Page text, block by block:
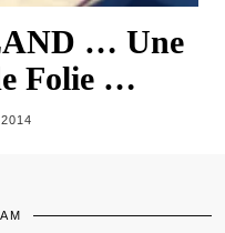
… Une
Folie …